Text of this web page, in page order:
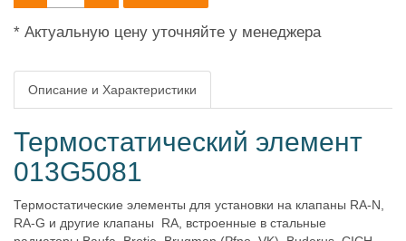
* Актуальную цену уточняйте у менеджера
Описание и Характеристики
Термостатический элемент
013G5081
Термостатические элементы для установки на клапаны RA-N,
RA-G и другие клапаны RA, встроенные в стальные